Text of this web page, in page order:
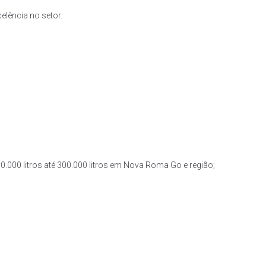
no setor.
litros até 300.000 litros em Nova Roma Go e região;